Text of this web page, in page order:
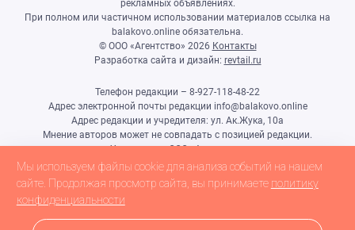
рекламных объявлениях.
При полном или частичном использовании материалов ссылка на
balakovo.online обязательна.
© ООО «Агентство» 2026 Контакты
Разработка сайта и дизайн: revtail.ru
Телефон редакции – 8-927-118-48-22
Адрес электронной почты редакции info@balakovo.online
Адрес редакции и учредителя: ул. Ак.Жука, 10а
Мнение авторов может не совпадать с позицией редакции.
Учредитель: ООО «Агентство»
Гл.редактор Ивлиева Н.Н.
Настоящий ресурс может содержать материалы 18+
Мы используем файлы cookie для анализа событий на нашем
сайте. Продолжая просмотр сайта, вы принимаете политику
конфиденциальности